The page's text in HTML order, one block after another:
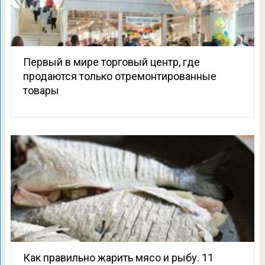
Первый в мире торговый центр, где
продаются только отремонтированные
товары
Как правильно жарить мясо и рыбу. 11